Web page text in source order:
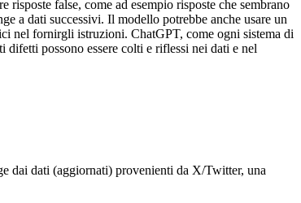
false, come ad esempio risposte che sembrano
a dati successivi. Il modello potrebbe anche usare un
nel fornirgli istruzioni. ChatGPT, come ogni sistema di
possono essere colti e riflessi nei dati e nel
dai dati (aggiornati) provenienti da X/Twitter, una